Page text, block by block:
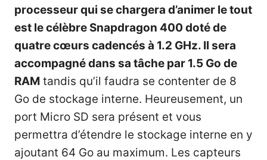
processeur qui se chargera d’animer le tout
est le célèbre Snapdragon 400 doté de
quatre cœurs cadencés à 1.2 GHz. Il sera
accompagné dans sa tâche par 1.5 Go de
RAM tandis qu’il faudra se contenter de 8
Go de stockage interne. Heureusement, un
port Micro SD sera présent et vous
permettra d’étendre le stockage interne en y
ajoutant 64 Go au maximum. Les capteurs